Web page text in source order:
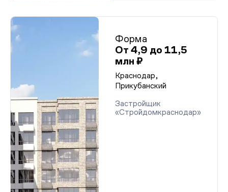
Форма
От 4,9 до 11,5
млн ₽
Краснодар,
Прикубанский
Застройщик
«Стройдомкраснодар»